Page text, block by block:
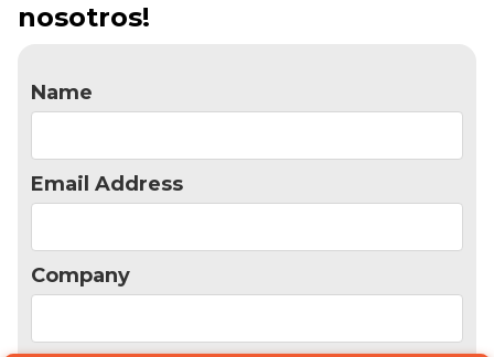
nosotros!
Name
Email Address
Company